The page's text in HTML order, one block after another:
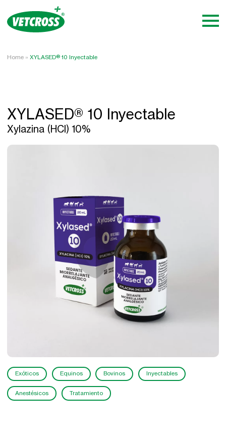
Home »XYLASED® 10 Inyectable
XYLASED® 10 Inyectable
Xylazina (HCl) 10%
Exóticos Equinos Bovinos Inyectables
Anestésicos Tratamiento